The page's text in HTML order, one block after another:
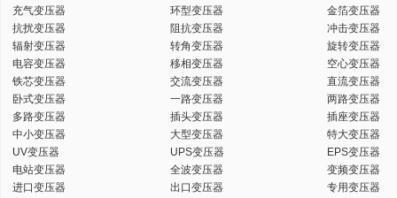
充气变压器
环型变压器
金箔变压器
抗扰变压器
阻抗变压器
冲击变压器
辐射变压器
转角变压器
旋转变压器
电容变压器
移相变压器
空心变压器
铁芯变压器
交流变压器
直流变压器
卧式变压器
一路变压器
两路变压器
多路变压器
插头变压器
插座变压器
中小变压器
大型变压器
特大变压器
UV变压器
UPS变压器
EPS变压器
电站变压器
全波变压器
变频变压器
进口变压器
出口变压器
专用变压器